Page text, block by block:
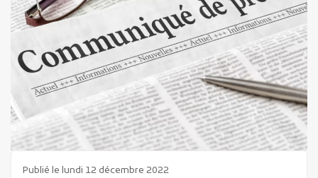
Publicité des actes
Marchés publics
Projets financés par l'Europe
Plans d'accès
Publié le lundi 12 décembre 2022